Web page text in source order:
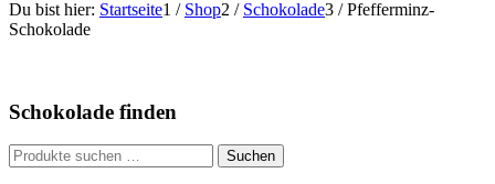
Du bist hier: Startseite1 / Shop2 / Schokolade3 / Pfefferminz-
Schokolade
Schokolade finden
Suchen
nach:
Suchen